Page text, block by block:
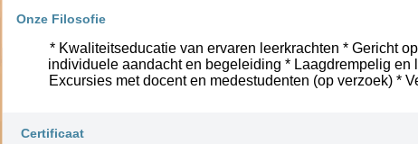
Onze Filosofie
* Kwaliteitseducatie van ervaren leerkrachten * Gericht
individuele aandacht en begeleiding * Laagdrempelig en
Excursies met docent en medestudenten (op verzoek) *
Certificaat